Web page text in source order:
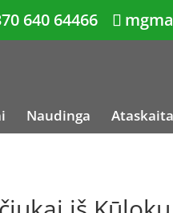
640 64466
Naudinga Ataskaita